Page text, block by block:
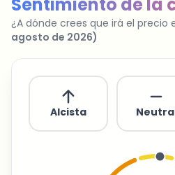
¿A dónde crees que irá el precio
agosto de 2026)
Alcista